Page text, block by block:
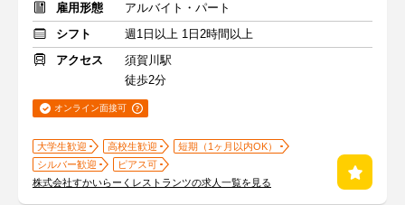
雇用形態
アルバイト・パート
シフト
週1日以上 1日2時間以上
アクセス
須賀川駅
徒歩2分
オンライン面接可
大学生歓迎 高校生歓迎
短期（1ヶ月以内OK）
シルバー歓迎
ピアス可
株式会社すかいらーくレストランツの求人一覧を見る